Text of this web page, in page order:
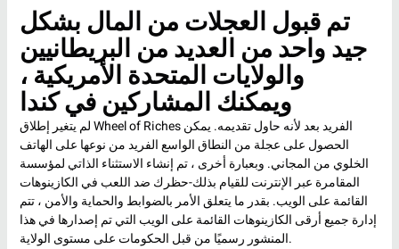
تم قبول العجلات من المال بشكل
جيد واحد من العديد من البريطانيين
والولايات المتحدة الأمريكية ،
ويمكنك المشاركين في كندا
لم يتغير إطلاق Wheel of Riches الفريد بعد لأنه حاول تقديمه. يمكن
الحصول على عجلة من النطاق الواسع الفريد من نوعها على الهاتف
الخلوي من المجاني. وبعبارة أخرى ، تم إنشاء الاستثناء الذاتي لمؤسسة
المقامرة عبر الإنترنت للقيام بذلك-حظرك ضد اللعب في الكازينوهات
القائمة على الويب. بقدر ما يتعلق الأمر بالضوابط والحماية والأمن ، تتم
إدارة جميع أرقى الكازينوهات القائمة على الويب التي تم إصدارها في هذا
المنشور رسميًا من قبل الحكومات على مستوى الولاية.